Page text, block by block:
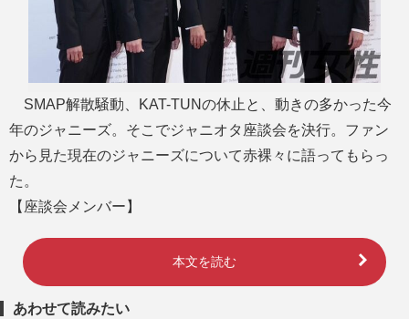
SMAP解散騒動、KAT-TUNの休止と、動きの多かった今
年のジャニーズ。そこでジャニオタ座談会を決行。ファン
から見た現在のジャニーズについて赤裸々に語ってもらっ
た。
【座談会メンバー】
本文を読む
あわせて読みたい